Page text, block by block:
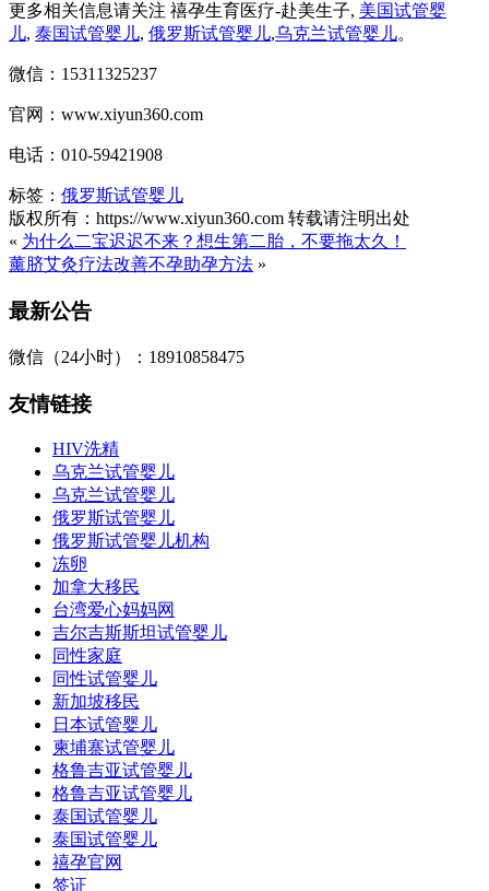
更多相关信息请关注 禧孕生育医疗-赴美生子, 美国试管婴
儿, 泰国试管婴儿, 俄罗斯试管婴儿,乌克兰试管婴儿。
微信：15311325237
官网：www.xiyun360.com
电话：010-59421908
标签： 俄罗斯试管婴儿
版权所有：https://www.xiyun360.com 转载请注明出处
« 为什么二宝迟迟不来？想生第二胎，不要拖太久！
薰脐艾灸疗法改善不孕助孕方法 »
最新公告
微信（24小时）：18910858475
友情链接
HIV洗精
乌克兰试管婴儿
乌克兰试管婴儿
俄罗斯试管婴儿
俄罗斯试管婴儿机构
冻卵
加拿大移民
台湾爱心妈妈网
吉尔吉斯斯坦试管婴儿
同性家庭
同性试管婴儿
新加坡移民
日本试管婴儿
柬埔寨试管婴儿
格鲁吉亚试管婴儿
格鲁吉亚试管婴儿
泰国试管婴儿
泰国试管婴儿
禧孕官网
签证